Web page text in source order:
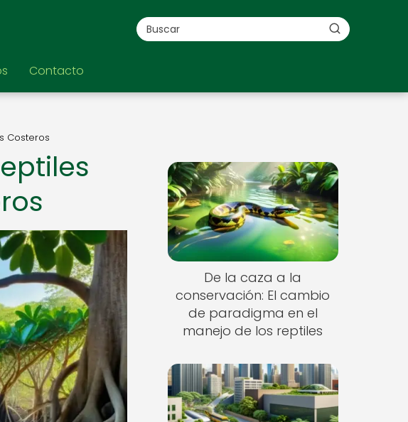
Contacto
Costeros
De la caza a la
conservación: El cambio
de paradigma en el
manejo de los reptiles